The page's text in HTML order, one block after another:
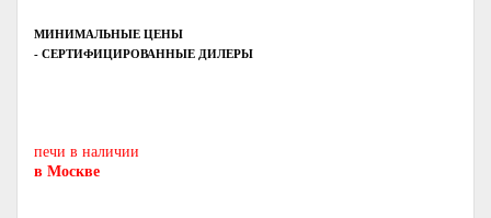
МИНИМАЛЬНЫЕ ЦЕНЫ
- СЕРТИФИЦИРОВАННЫЕ ДИЛЕРЫ
печи в наличии
в Москве